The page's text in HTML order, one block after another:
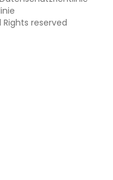
reserved